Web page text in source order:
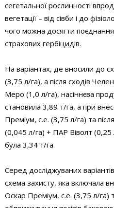
сегетальної рослинності
вегетації – від сівби і до
чого можна досягти
страхових гербіцидів.
На варіантах, де вносили до
(3,75 л/га), а після сходів
Меро (1,0 л/га), насіннєва
становила 3,89 т/га, а при
Преміум, с.е. (3,75 л/га) та
(0,045 л/га) + ПАР Віволт (0,25
була 3,34 т/га.
Серед досліджуваних
схема захисту, яка включала
Оскар Преміум, с.е. (3,75 л/га)